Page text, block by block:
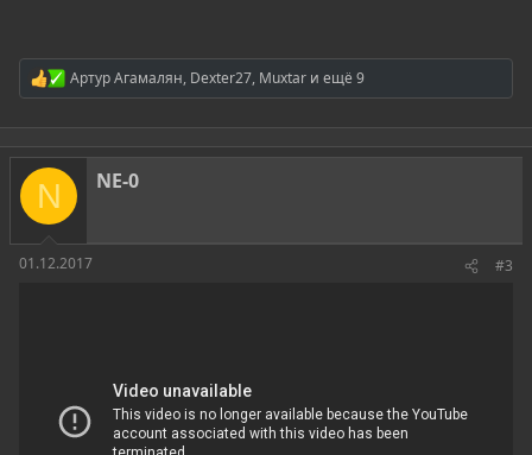
Р
е
а
к
ц
и
:
Артур Агамалян, Dexter27, Muxtar и ещё 9
N NE-0
01.12.2017 #3